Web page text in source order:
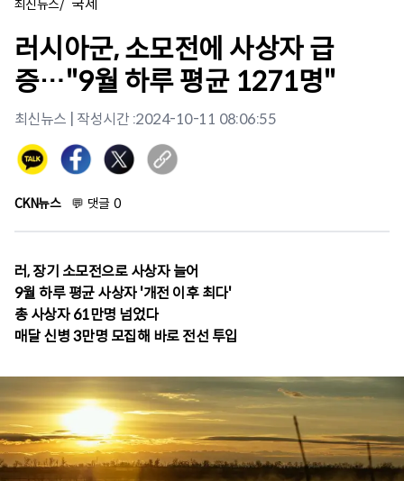
최신뉴스/ 국제
러시아군, 소모전에 사상자 급
증…"9월 하루 평균 1271명"
최신뉴스 | 작성시간 :2024-10-11 08:06:55
CKN뉴스 💬 댓글 0
러, 장기 소모전으로 사상자 늘어
9월 하루 평균 사상자 '개전 이후 최다'
총 사상자 61만명 넘었다
매달 신병 3만명 모집해 바로 전선 투입